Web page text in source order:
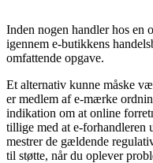
Inden nogen handler hos en
igennem e-butikkens
omfattende opgave.
Et alternativ kunne måske
er medlem af e-mærke
indikation om at online
tillige med at e-forhandleren
mestrer de gældende
til støtte, når du oplever